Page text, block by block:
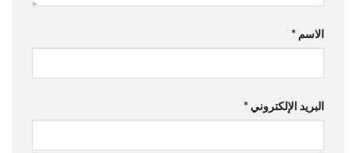
الاسم *
البريد الإلكتروني *